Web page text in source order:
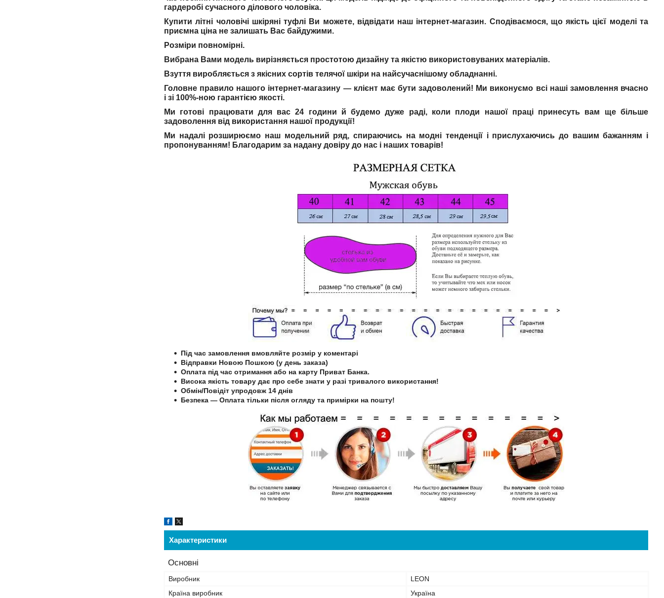
гардеробі сучасного ділового чоловіка.
Купити літні чоловічі шкіряні туфлі Ви можете, відвідати наш інтернет-магазин. Сподіваємося, що якість цієї моделі та
приємна ціна не залишать Вас байдужими.
Розміри повномірні.
Вибрана Вами модель вирізняється простотою дизайну та якістю використовуваних матеріалів.
Взуття виробляється з якісних сортів телячої шкіри на найсучаснішому обладнанні.
Головне правило нашого інтернет-магазину — клієнт має бути задоволений! Ми виконуємо всі наші замовлення вчасно
і зі 100%-ною гарантією якості.
Ми готові працювати для вас 24 години й будемо дуже раді, коли плоди нашої праці принесуть вам ще більше
задоволення від використання нашої продукції!
Ми надалі розширюємо наш модельний ряд, спираючись на модні тенденції і прислухаючись до вашим бажанням і
пропонуванням! Благодарим за надану довіру до нас і наших товарів!
Під час замовлення вмовляйте розмір у коментарі
Відправки Новою Пошкою (у день заказа)
Оплата під час отримання або на карту Приват Банка.
Висока якість товару дає про себе знати у разі тривалого використання!
Обмін/Повідіт упродовж 14 днів
Безпека — Оплата тільки після огляду та примірки на пошту!
Характеристики
Основні
Виробник
LEON
Країна виробник
Україна